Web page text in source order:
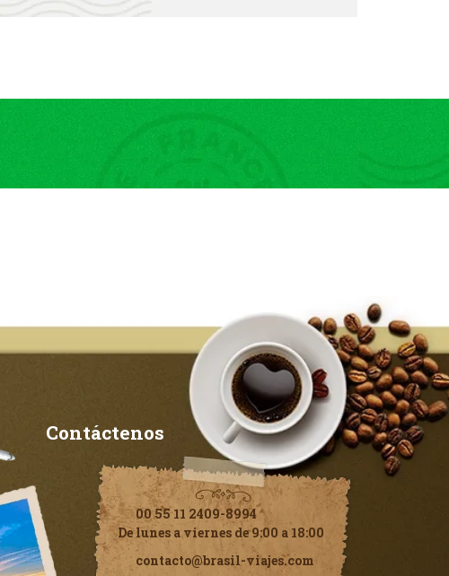
Contáctenos
00 55 11 2409-8994
De lunes a viernes de 9:00 a 18:00
contacto@brasil-viajes.com